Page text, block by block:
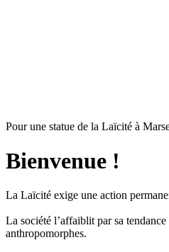
Pour une statue de la Laïcité à
Bienvenue !
La Laïcité exige une action
La société l’affaiblit par sa
anthropomorphes.